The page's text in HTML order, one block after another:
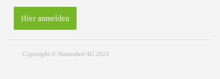
Hier anmelden
Copyright © Naturahof AG 2021